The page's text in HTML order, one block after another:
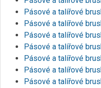
Pásové a talířové
Pásové a talířové
Pásové a talířové
Pásové a talířové
Pásové a talířové
Pásové a talířové
Pásové a talířové